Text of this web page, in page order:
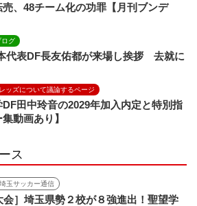
、48チーム化の功罪【月刊ブンデ
ログ
代表DF長友佑都が来場し挨拶 去就に
ッズについて議論するページ
田中玲音の2029年加入内定と特別指
動画あり】
ス
埼玉サッカー通信
会］埼玉県勢２校が８強進出！聖望学